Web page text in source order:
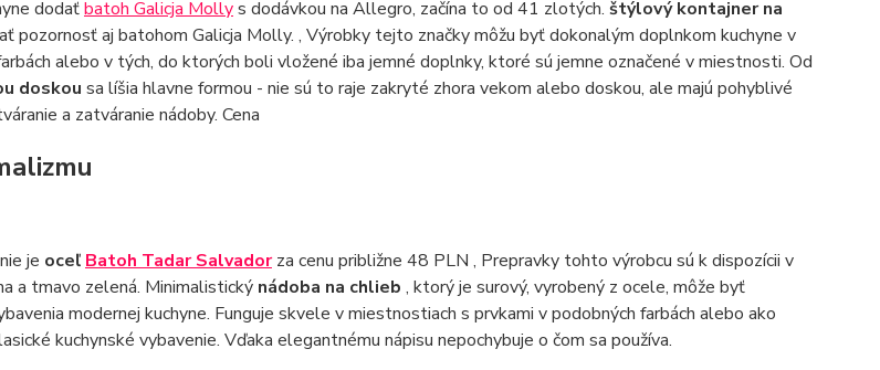
dodaťbatoh Galicja Mollys dodávkou na Allegro, začína to od 41 zlotých. štýlový kontajner na
pozornosť aj batohom Galicja Molly. , Výrobky tejto značky môžu byť dokonalým doplnkom kuchyne v
alebo v tých, do ktorých boli vložené iba jemné doplnky, ktoré sú jemne označené v miestnosti. Od
doskou sa líšia hlavne formou - nie sú to raje zakryté zhora vekom alebo doskou, ale majú pohyblivé
a zatváranie nádoby. Cena
je oceľ Batoh Tadar Salvadorza cenu približne 48 PLN , Prepravky tohto výrobcu sú k dispozícii v
a tmavo zelená. Minimalistický nádoba na chlieb , ktorý je surový, vyrobený z ocele, môže byť
modernej kuchyne. Funguje skvele v miestnostiach s prvkami v podobných farbách alebo ako
kuchynské vybavenie. Vďaka elegantnému nápisu nepochybuje o čom sa používa.